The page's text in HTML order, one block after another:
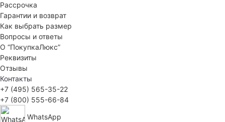
Рассрочка
Гарантии и возврат
Как выбрать размер
Вопросы и ответы
О “ПокупкаЛюкс”
Реквизиты
Отзывы
Контакты
+7 (495) 565-35-22
+7 (800) 555-66-84
WhatsApp